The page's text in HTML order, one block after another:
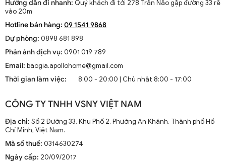
tiến với thiết kế hiện đại, động cơ mạnh mẽ và khả năng
cứu để nâng cao hiệu suất và thẩm mỹ của sản phẩm.
Xu hướng hiện tại trên thị trường
Hiện nay, quạt trần cánh dài không chỉ là thiết bị làm mát
sống. Chúng kết hợp công nghệ tiên tiến như điều khiển
1.2. Cấu Tạo và Nguyên Lý Hoạt Động
Cấu trúc tổng thể của quạt trần cánh dài
Hướng dẫn đi nhanh: Quý khách đi tới 278 Trần Não gặp đường 33 rẽ
vào 20m
Hotline bán hàng: 09 1541 9868
Dự phòng: 0898 681 898
Phản ánh dịch vụ: 0901 019 789
Email: baogia.apollohome@gmail.com
Thời gian làm việc:
8:00 - 20:00 | Chủ nhật 8:00 - 17:00
CÔNG TY TNHH VSNY VIỆT NAM
Địa chỉ: Số 2 Đường 33, Khu Phố 2, Phường An Khánh, Thành phố Hồ
Chí Minh, Việt Nam.
Mã số thuế: 0314630274
Ngày cấp: 20/09/2017